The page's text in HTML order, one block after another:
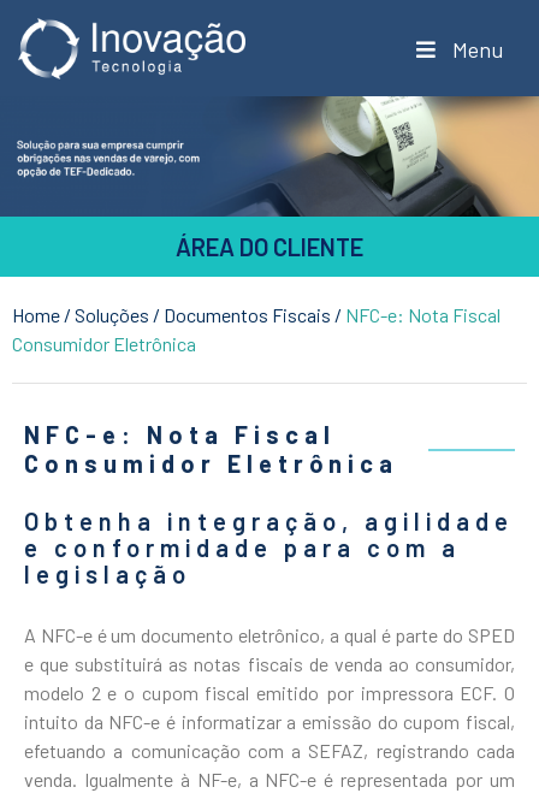
Menu
ÁREA DO CLIENTE
Home / Soluções / Documentos Fiscais / NFC-e: Nota Fiscal
Consumidor Eletrônica
NFC-e: Nota Fiscal
Consumidor Eletrônica
Obtenha integração, agilidade
e conformidade para com a
legislação
A NFC-e é um documento eletrônico, a qual é parte do SPED
e que substituirá as notas fiscais de venda ao consumidor,
modelo 2 e o cupom fiscal emitido por impressora ECF. O
intuito da NFC-e é informatizar a emissão do cupom fiscal,
efetuando a comunicação com a SEFAZ, registrando cada
venda. Igualmente à NF-e, a NFC-e é representada por um